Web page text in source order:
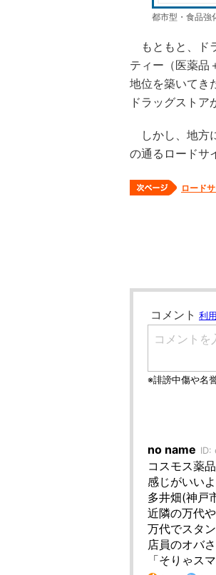
都市型・食品強
もともと、ド
ティー（医薬品
地位を築いてき
ドラッグストア
しかし、地方
の通るロードサ
ロード